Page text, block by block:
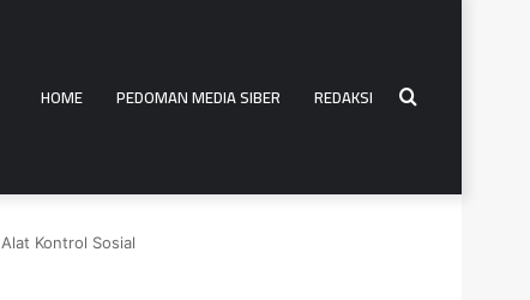
HOME PEDOMAN MEDIA SIBER REDAKSI Search
Kontrol Sosial